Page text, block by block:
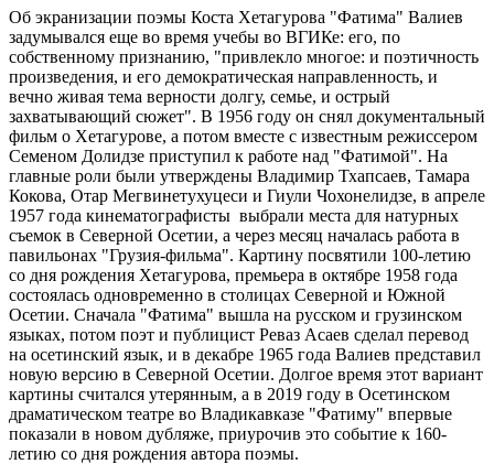
Об экранизации поэмы Коста Хетагурова "Фатима" Валиев
задумывался еще во время учебы во ВГИКе: его, по
собственному признанию, "привлекло многое: и поэтичность
произведения, и его демократическая направленность, и
вечно живая тема верности долгу, семье, и острый
захватывающий сюжет". В 1956 году он снял документальный
фильм о Хетагурове, а потом вместе с известным режиссером
Семеном Долидзе приступил к работе над "Фатимой". На
главные роли были утверждены Владимир Тхапсаев, Тамара
Кокова, Отар Мегвинетухуцеси и Гиули Чохонелидзе, в апреле
1957 года кинематографисты выбрали места для натурных
съемок в Северной Осетии, а через месяц началась работа в
павильонах "Грузия-фильма". Картину посвятили 100-летию
со дня рождения Хетагурова, премьера в октябре 1958 года
состоялась одновременно в столицах Северной и Южной
Осетии. Сначала "Фатима" вышла на русском и грузинском
языках, потом поэт и публицист Реваз Асаев сделал перевод
на осетинский язык, и в декабре 1965 года Валиев представил
новую версию в Северной Осетии. Долгое время этот вариант
картины считался утерянным, а в 2019 году в Осетинском
драматическом театре во Владикавказе "Фатиму" впервые
показали в новом дубляже, приурочив это событие к 160-
летию со дня рождения автора поэмы.